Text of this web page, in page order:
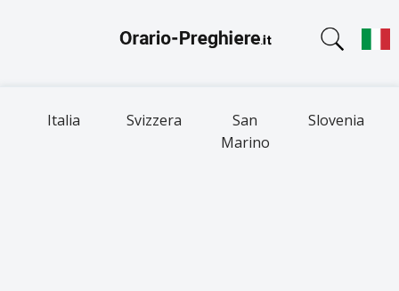
Italia Svizzera
San
Marino
Slovenia